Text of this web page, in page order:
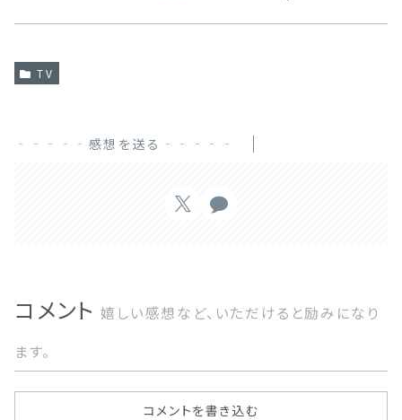
TV
‐‐‐‐‐感想を送る‐‐‐‐‐
コメント 嬉しい感想など、いただけると励みになり
ます。
コメントを書き込む